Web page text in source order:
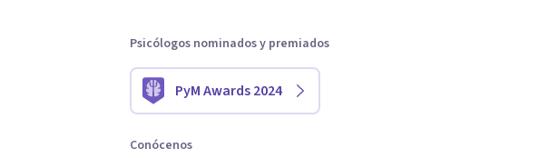
Psicólogos nominados y premiados
PyM Awards 2024
Conócenos